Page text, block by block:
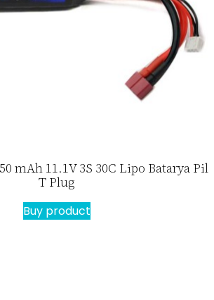
mAh 11.1V 3S 30C Lipo Batarya Pil
T Plug
Buy product